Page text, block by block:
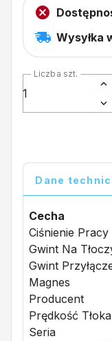
Wysyłka
Liczba szt.
Dane
Cecha
Ciśnienie Pracy
Gwint Na
Gwint
Magnes
Producent
Prędkość
Seria